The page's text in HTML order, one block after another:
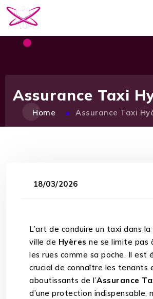
Assurance Taxi
Home Assurance Taxi
18/03/2026
L’art de conduire un taxi dans
ville de Hyères ne se limite pas
les rues comme sa poche. Il est
crucial de connaître les tenants
aboutissants de l’Assurance
d’une protection indispensable,